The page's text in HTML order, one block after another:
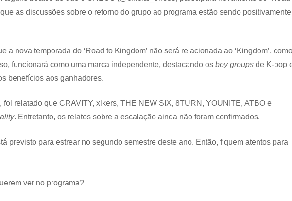
as discussões sobre o retorno do grupo ao programa estão sendo positivamente
a nova temporada do ‘Road to Kingdom’ não será relacionada ao ‘Kingdom’, como
funcionará como uma marca independente, destacando os boy groups de K-pop
benefícios aos ganhadores.
relatado que CRAVITY, xikers, THE NEW SIX, 8TURN, YOUNITE, ATBO e
. Entretanto, os relatos sobre a escalação ainda não foram confirmados.
previsto para estrear no segundo semestre deste ano. Então, fiquem atentos para
ver no programa?